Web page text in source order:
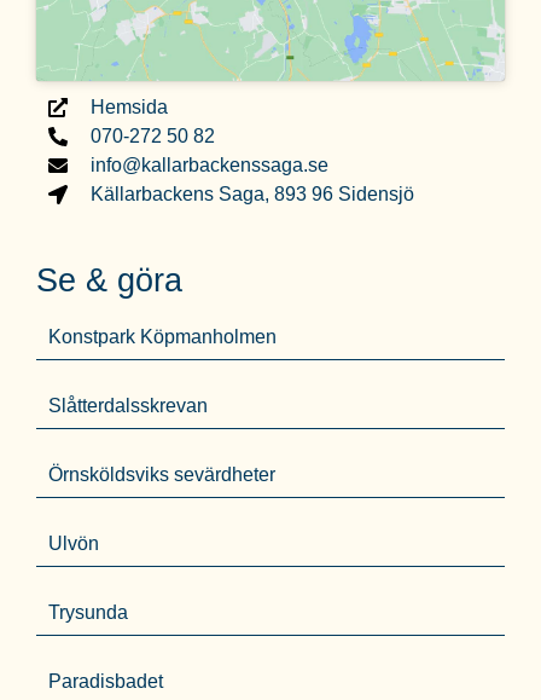
Se & göra
Konstpark Köpmanholmen
Slåtterdalsskrevan
Örnsköldsviks sevärdheter
Ulvön
Trysunda
Paradisbadet
Hemsida
070-272 50 82
info@kallarbackenssaga.se
Källarbackens Saga, 893 96 Sidensjö